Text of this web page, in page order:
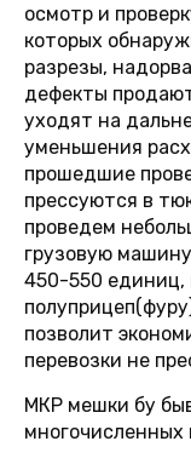
осмотр и
которых
разрезы,
дефекты
уходят на
уменьшения
прошедшие
прессуются в
проведем
грузовую
450-550 единиц,
позволит
перевозки не
МКР мешки бу
многочисленных